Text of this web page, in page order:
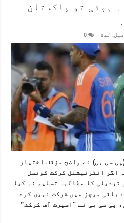
ہوئی تو پاکستان
, لیڈ 0
سی بی) نے واضح مؤقف اختیار
اگر انٹرنیشنل کرکٹ کونسل
کا مطالبہ تسلیم نہ کیا
باقی میچز میں شرکت نہیں کرے
پی سی بی نے "اسپرٹ آف کرکٹ”